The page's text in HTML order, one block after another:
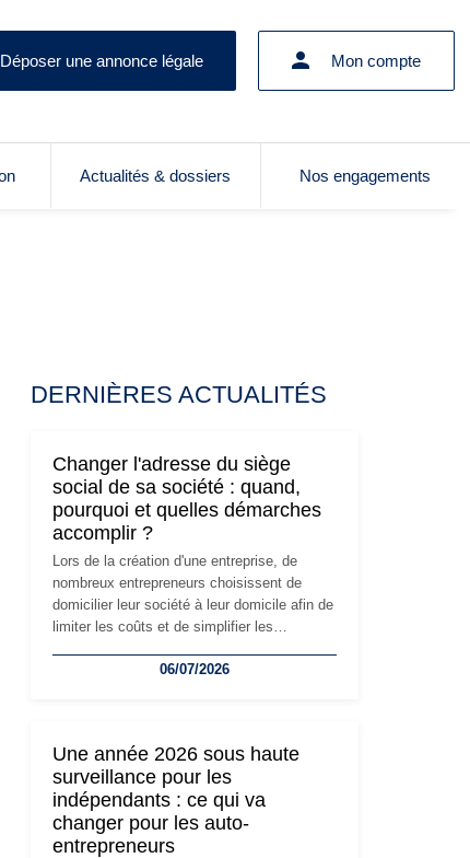
Déposer une annonce légale Mon compte
Actualités & dossiers Nos engagements
DERNIÈRES ACTUALITÉS
Changer l'adresse du siège
social de sa société : quand,
pourquoi et quelles démarches
accomplir ?
Lors de la création d'une entreprise, de
nombreux entrepreneurs choisissent de
domicilier leur société à leur domicile afin de
limiter les coûts et de simplifier les
l'activité, cette solution peut rapidement
siège social répond souvent à une nouvelle
étape de la vie de l'entreprise et implique
plusieurs formalités obligatoires.
06/07/2026
Une année 2026 sous haute
surveillance pour les
indépendants : ce qui va
changer pour les auto-
entrepreneurs